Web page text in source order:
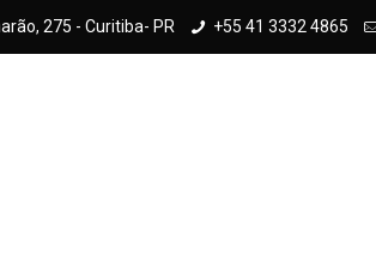
275 - Curitiba- PR +55 41 3332 4865